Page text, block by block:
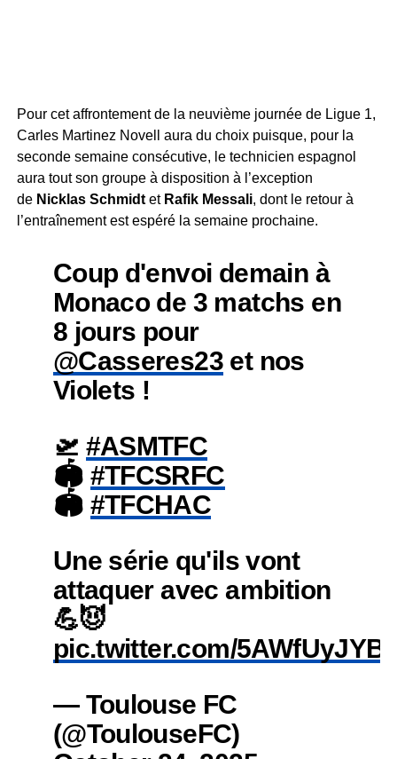
Pour cet affrontement de la neuvième journée de Ligue 1,
Carles Martinez Novell aura du choix puisque, pour la
seconde semaine consécutive, le technicien espagnol
aura tout son groupe à disposition à l’exception
de Nicklas Schmidt et Rafik Messali, dont le retour à
l’entraînement est espéré la semaine prochaine.
Coup d'envoi demain à
Monaco de 3 matchs en
8 jours pour
@Casseres23 et nos
Violets !
🛫 #ASMTFC
🏟️ #TFCSRFC
🏟️ #TFCHAC
Une série qu'ils vont
attaquer avec ambition
💪😈
pic.twitter.com/5AWfUyJYBI
— Toulouse FC
(@ToulouseFC)